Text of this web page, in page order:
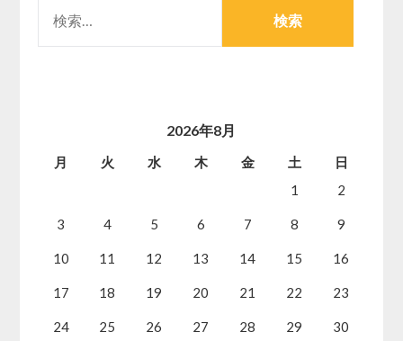
索:
2026年8月
月 火 水 木 金 土
日
1
2
3 4 5 6 7 8 9
10 11 12 13 14 15 16
17 18 19 20 21 22 23
24 25 26 27 28 29 30